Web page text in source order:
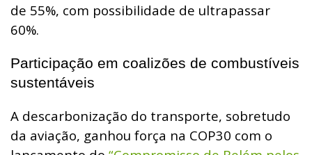
de 55%, com possibilidade de ultrapassar
60%.
Participação em coalizões de combustíveis
sustentáveis
A descarbonização do transporte, sobretudo
da aviação, ganhou força na COP30 com o